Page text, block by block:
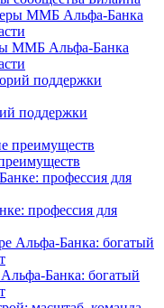
ММБ Альфа-Банка
поддержки
профессия для
Банка: богатый